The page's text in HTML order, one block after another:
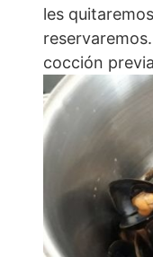
les
cocción